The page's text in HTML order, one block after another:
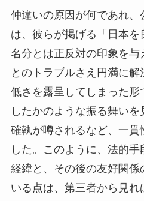
仲違いの原因が何であれ
は、彼らが掲げる「日本
名分とは正反対の印象を与
とのトラブルさえ円満に
低さを露呈してしまった
したかのような振る舞い
確執が噂されるなど、一貫
した。このように、法的
経緯と、その後の友好関係
いる点は、第三者から見れ